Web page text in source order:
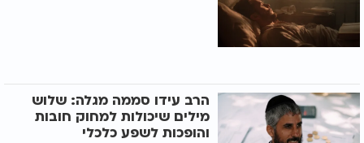
הרב עידו סממה מגלה: שלוש
מילים שיכולות למחוק חובות
והופכות לשפע כלכלי